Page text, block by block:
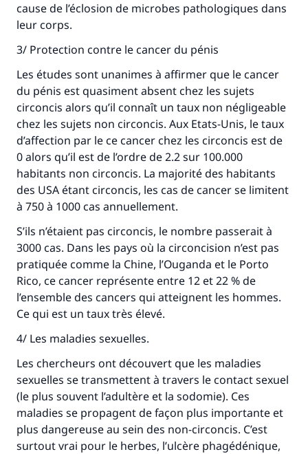
cause de l’éclosion de microbes pathologiques dans
leur corps.
3/ Protection contre le cancer du pénis
Les études sont unanimes à affirmer que le cancer
du pénis est quasiment absent chez les sujets
circoncis alors qu’il connaît un taux non négligeable
chez les sujets non circoncis. Aux Etats-Unis, le taux
d’affection par le ce cancer chez les circoncis est de
0 alors qu’il est de l’ordre de 2.2 sur 100.000
habitants non circoncis. La majorité des habitants
des USA étant circoncis, les cas de cancer se limitent
à 750 à 1000 cas annuellement.
S’ils n’étaient pas circoncis, le nombre passerait à
3000 cas. Dans les pays où la circoncision n’est pas
pratiquée comme la Chine, l’Ouganda et le Porto
Rico, ce cancer représente entre 12 et 22 % de
l’ensemble des cancers qui atteignent les hommes.
Ce qui est un taux très élevé.
4/ Les maladies sexuelles.
Les chercheurs ont découvert que les maladies
sexuelles se transmettent à travers le contact sexuel
(le plus souvent l’adultère et la sodomie). Ces
maladies se propagent de façon plus importante et
plus dangereuse au sein des non-circoncis. C’est
surtout vrai pour le herbes, l’ulcère phagédénique,